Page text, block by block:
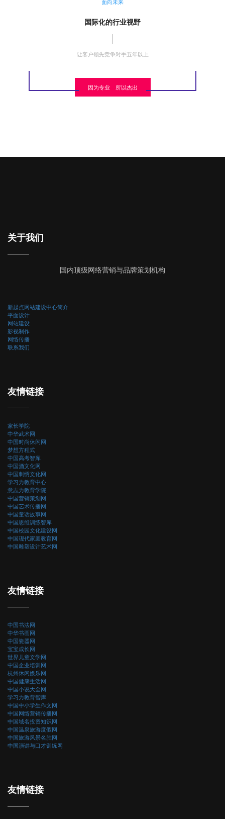
面向未来
国际化的行业视野
让客户领先竞争对手五年以上
因为专业 所以杰出
关于我们
国内顶级网络营销与品牌策划机构
新起点网站建设中心简介
平面设计
网站建设
影视制作
网络传播
联系我们
友情链接
家长学院
中华武术网
中国时尚休闲网
梦想方程式
中国高考智库
中国酒文化网
中国刺绣文化网
学习力教育中心
意志力教育学院
中国营销策划网
中国艺术传播网
中国童话故事网
中国思维训练智库
中国校园文化建设网
中国现代家庭教育网
中国雕塑设计艺术网
友情链接
中国书法网
中华书画网
中国瓷器网
宝宝成长网
世界儿童文学网
中国企业培训网
杭州休闲娱乐网
中国健康生活网
中国小说大全网
学习力教育智库
中国中小学生作文网
中国网络营销传播网
中国域名投资知识网
中国温泉旅游度假网
中国旅游风景名胜网
中国演讲与口才训练网
友情链接